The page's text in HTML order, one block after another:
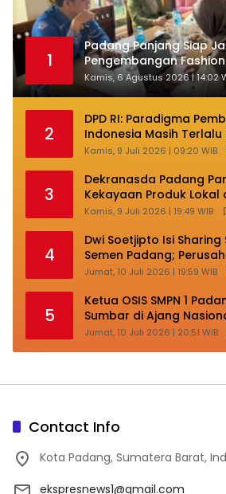
1
Padang Panjang Siap
Pengembangan
Budaya Lokal
Kamis, 6 Agustus 2026 | 14:02
2
DPD RI: Paradigma
Indonesia Masih Terlalu
Daerah Kepulauan
Kamis, 9 Juli 2026 | 09:20 WIB
3
Dekranasda Padang
Kekayaan Produk Lokal
Makassar
Kamis, 9 Juli 2026 | 19:49 WIB
4
Dwi Soetjipto Isi Sharing
Semen Padang;
Lakukan Transformasi
Jumat, 10 Juli 2026 | 19:59 WIB
5
Ketua OSIS SMPN 1
Sumbar di Ajang
SMP
Jumat, 10 Juli 2026 | 20:51 WIB
Contact Info
Kota Padang, Sumatera Barat,
ekspresnews1@gmail.com